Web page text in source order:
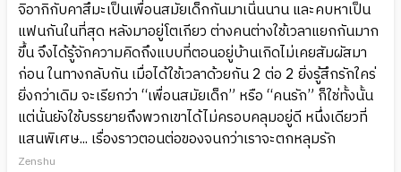
จิอากิกับคาสึมะเป็นเพื่อนสมัยเด็กกันมาเนิ่นนาน และคบหาเป็น
แฟนกันในที่สุด หลังมาอยู่โตเกียว ต่างคนต่างใช้เวลาแยกกันมาก
ขึ้น จึงได้รู้จักความคิดถึงแบบที่ตอนอยู่บ้านเกิดไม่เคยสัมผัสมา
ก่อน ในทางกลับกัน เมื่อได้ใช้เวลาด้วยกัน 2 ต่อ 2 ยิ่งรู้สึกรักใคร่
ยิ่งกว่าเดิม จะเรียกว่า “เพื่อนสมัยเด็ก” หรือ “คนรัก” ก็ใช่ทั้งนั้น
แต่นั่นยังใช้บรรยายถึงพวกเขาได้ไม่ครอบคลุมอยู่ดี หนึ่งเดียวที่
แสนพิเศษ... เรื่องราวตอนต่อของจนกว่าเราจะตกหลุมรัก
Zenshu